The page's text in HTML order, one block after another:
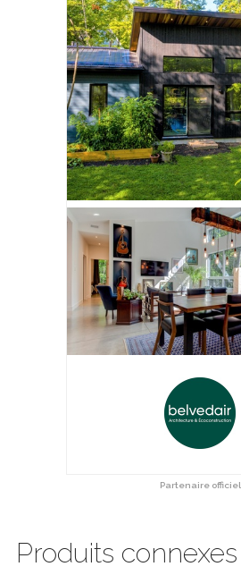
Partenaire officiel
Produits connexes